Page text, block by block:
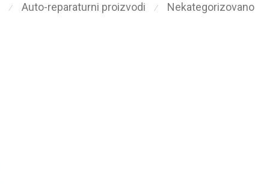
⁄ Auto-reparaturni proizvodi ⁄ Nekategorizovano